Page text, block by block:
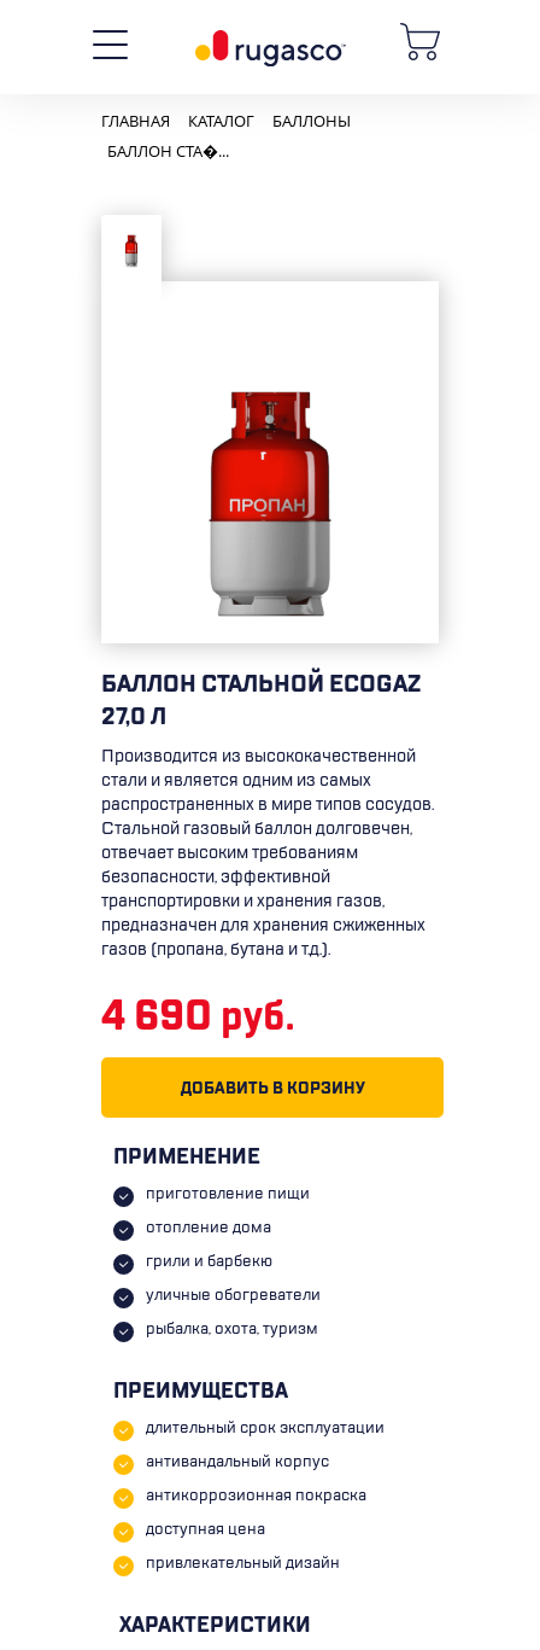
ГЛАВНАЯ КАТАЛОГ
БАЛЛОНЫ
БАЛЛОН СТА�...
БАЛЛОН СТАЛЬНОЙ ECOGAZ
27,0 Л
Производится из высококачественной
стали и является одним из самых
распространенных в мире типов сосудов.
Стальной газовый баллон долговечен,
отвечает высоким требованиям
безопасности, эффективной
транспортировки и хранения газов,
предназначен для хранения сжиженных
газов (пропана, бутана и т.д.).
4 690 руб.
ДОБАВИТЬ В КОРЗИНУ
ПРИМЕНЕНИЕ
приготовление пищи
отопление дома
грили и барбекю
уличные обогреватели
рыбалка, охота, туризм
ПРЕИМУЩЕСТВА
длительный срок эксплуатации
антивандальный корпус
антикоррозионная покраска
доступная цена
привлекательный дизайн
ХАРАКТЕРИСТИКИ